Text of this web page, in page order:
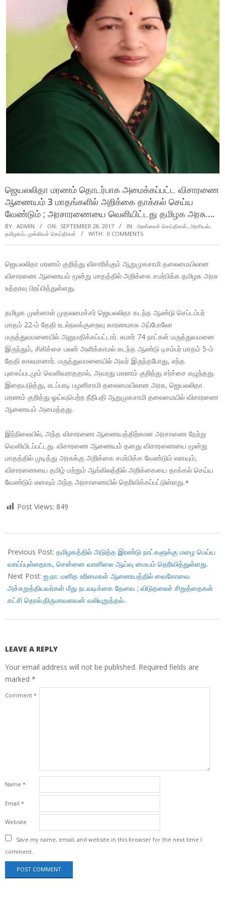
ஜெயலலிதா மரணம் தொடர்பாக அமைக்கப்பட்ட விசாரணை
ஆணையம் 3 மாதங்களில் அறிக்கை தாக்கல் செய்ய
வேண்டும் ; அரசாரணையை வெளியிட்டது தமிழக அரசு….
BY: ADMIN ON: SEPTEMBER 28, 2017 IN: அண்மைச் செய்திகள், அரசியல்,
தமிழகம், முக்கியச் செய்திகள் WITH: 0 COMMENTS
ஜெயலலிதா மரணம் குறித்து விசாரிக்கும் ஆறுமுகசாமி தலைமையிலான
விசாரணை ஆணையம் மூன்று மாதத்தில் அறிக்கை சமர்பிக்க தமிழக அரசு
உத்தரவு பிறப்பித்துள்ளது.
தமிழக முன்னாள் முதலமைச்சர் ஜெயலலிதா கடந்த ஆண்டு செப்டம்பர்
மாதம் 22-ம் தேதி உடல்நலக்குறைவு காரணமாக அப்போலோ
மருத்துவமனையில் அனுமதிக்கப்பட்டார். சுமார் 74 நாட்கள் மருத்துவமனை
இருந்தும், சிகிச்சை பலன் அளிக்காமல் கடந்த ஆண்டு டிசம்பர் மாதம் 5-ம்
தேதி காலமானார். மருத்துவமனையில் அவர் இருந்தபோது, எந்த
புகைப்படமும் வெளிவராததால், அவரது மரணம் குறித்து சர்ச்சை எழுந்தது.
இதையடுத்து, எடப்பாடி பழனிசாமி தலைமையிலான அரசு, ஜெயலலிதா
மரணம் குறித்து ஓய்வுபெற்ற நீதிபதி ஆறுமுகசாமி தலைமையில் விசாரணை
ஆணையம் அமைத்தது.
இந்நிலையில், அந்த விசாரணை ஆணையத்திற்கான அரசாணை நேற்று
வெளியிடப்பட்டது. விசாரணை ஆணையம் தனது விசாரணையை மூன்று
மாதத்தில் முடித்து அரசுக்கு அறிக்கை சமர்பிக்க வேண்டும் எனவும்,
விசாரணையை தமிழ் மற்றும் ஆங்கிலத்தில் அறிக்கையை தாக்கல் செய்ய
வேண்டும் எனவும் அந்த அரசாணையில் தெரிவிக்கப்பட்டுள்ளது.+
Post Views: 849
09-
28
Previous Post: தமிழகத்தில் அடுத்த இரண்டு நாட்களுக்கு மழை பெய்ய
வாய்ப்புள்ளதாக, சென்னை வானிலை ஆய்வு மையம் தெரிவித்துள்ளது.
Next Post: ஐ.நா. மனித உரிமைகள் ஆணையத்தில் வைகோவை
அச்சுறுத்தியவர்கள் மீது நடவடிக்கை தேவை ; விடுதலைச் சிறுத்தைகள்
கட்சி தொல்.திருமாவளவன் வலியுறுத்தல்..
LEAVE A REPLY
Your email address will not be published. Required fields are
marked *
Comment *
Name *
Email *
Website
Save my name, email, and website in this browser for the next time I
comment.